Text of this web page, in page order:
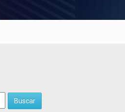
Buscar